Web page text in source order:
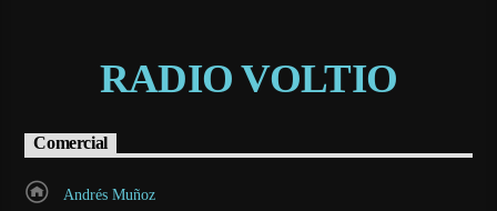
RADIO VOLTIO
Comercial
Andrés Muñoz